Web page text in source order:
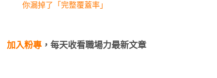
你漏掉了「完整覆蓋率」
加入粉專 ，每天收看職場力最新文章